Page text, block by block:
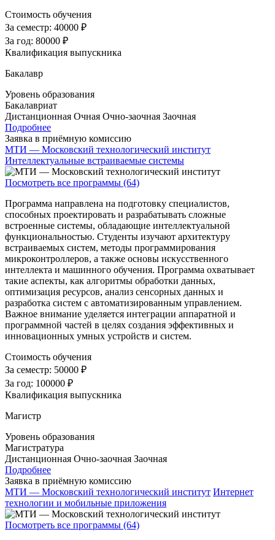
Стоимость обучения
За семестр: 40000 ₽
За год: 80000 ₽
Квалификация выпускника
Бакалавр
Уровень образования
Бакалавриат
Дистанционная Очная Очно-заочная Заочная
Подробнее
Заявка в приёмную комиссию
МТИ — Московский технологический институт
Интеллектуальные встраиваемые системы
Посмотреть все программы (64)
Программа направлена на подготовку специалистов,
способных проектировать и разрабатывать сложные
встроенные системы, обладающие интеллектуальной
функциональностью. Студенты изучают архитектуру
встраиваемых систем, методы программирования
микроконтроллеров, а также основы искусственного
интеллекта и машинного обучения. Программа охватывает
такие аспекты, как алгоритмы обработки данных,
оптимизация ресурсов, анализ сенсорных данных и
разработка систем с автоматизированным управлением.
Важное внимание уделяется интеграции аппаратной и
программной частей в целях создания эффективных и
инновационных умных устройств и систем.
Стоимость обучения
За семестр: 50000 ₽
За год: 100000 ₽
Квалификация выпускника
Магистр
Уровень образования
Магистратура
Дистанционная Очно-заочная Заочная
Подробнее
Заявка в приёмную комиссию
МТИ — Московский технологический институт Интернет
технологии и мобильные приложения
Посмотреть все программы (64)